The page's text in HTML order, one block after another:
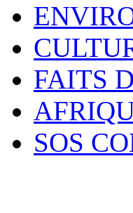
FAITS
SOS